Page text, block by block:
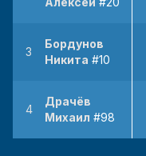
3
Бордунов
Hикита #10
4
Драчёв
Михаил #98